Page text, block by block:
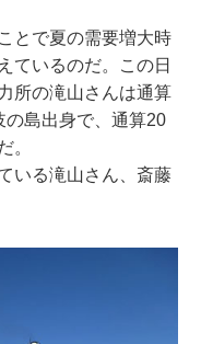
とで夏の需要増大時
ているのだ。この日
所の滝山さんは通算
島出身で、通算20
。
いる滝山さん、斎藤